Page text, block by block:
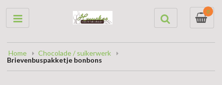
0
Home
Chocolade / suikerwerk
Brievenbuspakketje bonbons